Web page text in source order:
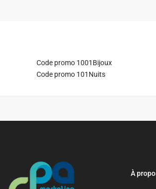
Code promo 1001Bijoux
Code promo 101Nuits
À